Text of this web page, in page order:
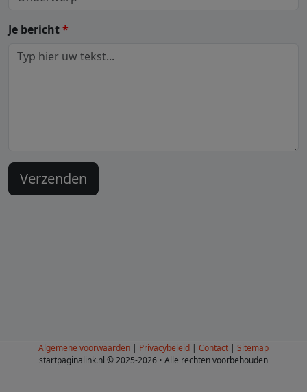
Je bericht*
Algemene voorwaarden | Privacybeleid | Contact | Sitemap
startpaginalink.nl © 2025-2026 • Alle rechten voorbehouden